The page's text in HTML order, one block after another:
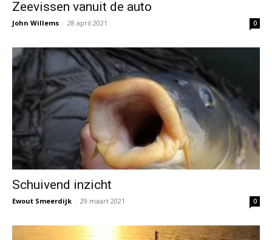
Zeevissen vanuit de auto
John Willems - 28 april 2021 0
Schuivend inzicht
Ewout Smeerdijk - 29 maart 2021 0